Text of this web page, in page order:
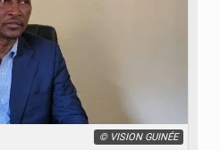
© VISION GUINÉE